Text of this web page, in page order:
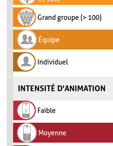
Grand groupe (> 100)
Équipe
Individuel
INTENSITÉ D'ANIMATION
Faible
Moyenne